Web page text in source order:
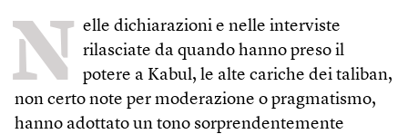
N elle dichiarazioni e nelle interviste
rilasciate da quando hanno preso il
potere a Kabul, le alte cariche dei taliban,
non certo note per moderazione o pragmatismo,
hanno adottato un tono sorprendentemente